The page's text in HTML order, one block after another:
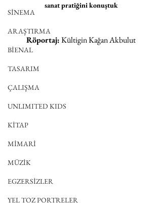
SİNEMA
ARAŞTIRMA
BİENAL
TASARIM
ÇALIŞMA
UNLIMITED KIDS
KİTAP
MİMARİ
MÜZİK
EGZERSİZLER
YEL TOZ PORTRELER
sanat pratiğini konuştuk
Röportaj: Kültigin Kağan Akbulut